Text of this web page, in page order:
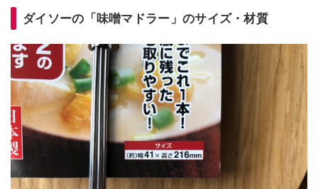
ダイソーの「味噌マドラー」のサイズ・材質